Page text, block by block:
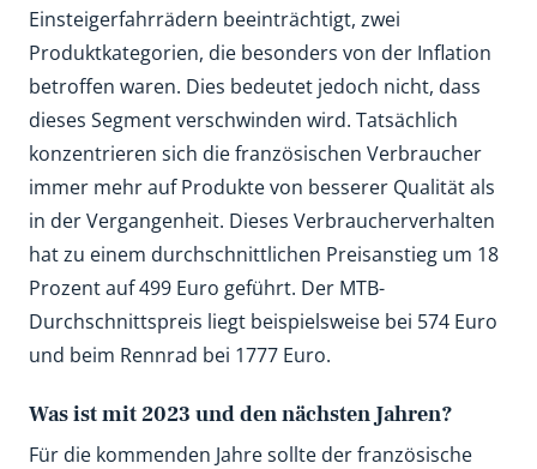
Einsteigerfahrrädern beeinträchtigt, zwei
Produktkategorien, die besonders von der Inflation
betroffen waren. Dies bedeutet jedoch nicht, dass
dieses Segment verschwinden wird. Tatsächlich
konzentrieren sich die französischen Verbraucher
immer mehr auf Produkte von besserer Qualität als
in der Vergangenheit. Dieses Verbraucherverhalten
hat zu einem durchschnittlichen Preisanstieg um 18
Prozent auf 499 Euro geführt. Der MTB-
Durchschnittspreis liegt beispielsweise bei 574 Euro
und beim Rennrad bei 1777 Euro.
Was ist mit 2023 und den nächsten Jahren?
Für die kommenden Jahre sollte der französische